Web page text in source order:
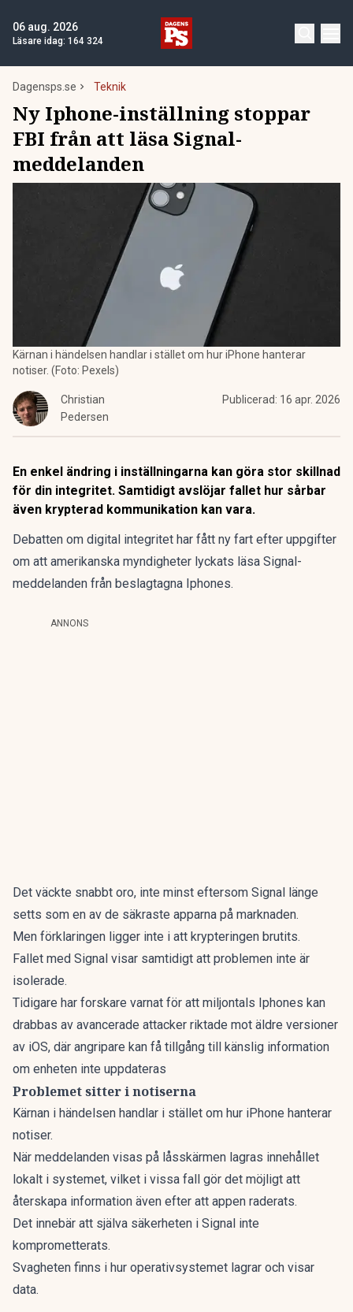
06 aug. 2026
Läsare idag: 164 324
Dagensps.se Teknik
Ny Iphone-inställning stoppar
FBI från att läsa Signal-
meddelanden
Kärnan i händelsen handlar i stället om hur iPhone hanterar
notiser. (Foto: Pexels)
Christian
Pedersen
Publicerad: 16 apr. 2026
En enkel ändring i inställningarna kan göra stor skillnad
för din integritet. Samtidigt avslöjar fallet hur sårbar
även krypterad kommunikation kan vara.
Debatten om digital integritet har fått ny fart efter uppgifter
om att amerikanska myndigheter lyckats läsa Signal-
meddelanden från beslagtagna Iphones.
ANNONS
Det väckte snabbt oro, inte minst eftersom Signal länge
setts som en av de säkraste apparna på marknaden.
Men förklaringen ligger inte i att krypteringen brutits.
Fallet med Signal visar samtidigt att problemen inte är
isolerade.
Tidigare har forskare varnat för att miljontals Iphones kan
drabbas av avancerade attacker riktade mot äldre versioner
av iOS, där angripare kan få tillgång till känslig information
om enheten inte uppdateras
Problemet sitter i notiserna
Kärnan i händelsen handlar i stället om hur iPhone hanterar
notiser.
När meddelanden visas på låsskärmen lagras innehållet
lokalt i systemet, vilket i vissa fall gör det möjligt att
återskapa information även efter att appen raderats.
Det innebär att själva säkerheten i Signal inte
komprometterats.
Svagheten finns i hur operativsystemet lagrar och visar
data.